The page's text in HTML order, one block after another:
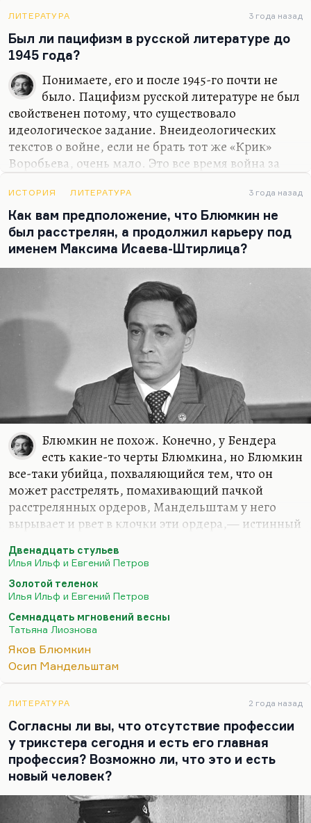
жизнь и жизнь других людей, потому что это
случилось при нас: великое…
ЛИТЕРАТУРА 3 года назад
Был ли пацифизм в русской литературе до
1945 года?
Понимаете, его и после 1945-го почти не
было. Пацифизм русской литературе не был
свойственен потому, что существовало
идеологическое задание. Внеидеологических
текстов о войне, если не брать тот же «Крик»
Воробьева, очень мало. Это все время война за
геополитическую, что важно, а идеологическую.
Поэтому какой же тут пацифизм? Окуджаву
всегда ругали за пацифизм. Именно поэтому
экзистенциальной прозы о войне, прозы о
природе войны, о сути войны у нас написано
очень мало. И великая военная литература у нас
насчитывает десяток-другой текстов, авторов.
Текстов много, авторов мало. Василь
Владимирович Быков, Василий Семенович
Гроссман, разумеется, военные…
ИСТОРИЯ ЛИТЕРАТУРА 3 года назад
Как вам предположение, что Блюмкин не
был расстрелян, а продолжил карьеру под
именем Максима Исаева-Штирлица?
Блюмкин не похож. Конечно, у Бендера
есть какие-то черты Блюмкина, но Блюмкин
все-таки убийца, похваляющийся тем, что он
может расстрелять, помахивающий пачкой
расстрелянных ордеров, Мандельштам у него
вырывает и рвет в клочки эти ордера,— истинный
России, в Тифлис уезжает. Блюмкин — не пример
Бендера. Бендер же, скорее, не любит насилия,
Бендер входит в жестоковыйные миры отца, как
и Беня Крик, с намерением договариваться, а не
убивать. Блюмкин находил некоторую радость в
нем было жестокости, какой-то тупости, мне
кажется. Вот Блюмкин — один из нелюбимых
Двенадцать стульев
Илья Ильф и Евгений Петров
Золотой теленок
Илья Ильф и Евгений Петров
Семнадцать мгновений весны
Татьяна Лиознова
Яков Блюмкин
Осип Мандельштам
ЛИТЕРАТУРА 2 года назад
Согласны ли вы, что отсутствие профессии
у трикстера сегодня и есть его главная
профессия? Возможно ли, что это и есть
новый человек?